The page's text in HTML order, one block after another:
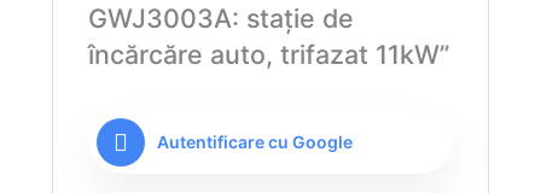
GWJ3003A: stație de
încărcăre auto, trifazat 11kW”
Autentificare cu Google